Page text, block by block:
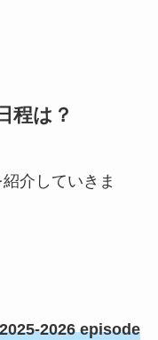
程は？
介していきま
2026 episode